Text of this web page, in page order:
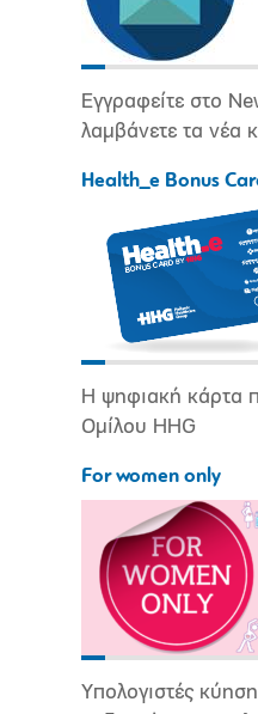
Εγγραφείτε στο
λαμβάνετε τα νέα
Health_e Bonus
Η ψηφιακή κάρτα
Ομίλου HHG
For women only
Υπολογιστές